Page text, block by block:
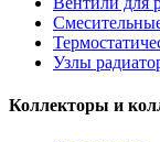
Узлы
Коллекторы и